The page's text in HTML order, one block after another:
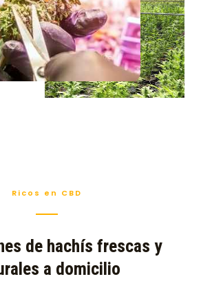
Ricos en CBD
de hachís frescas y
a domicilio